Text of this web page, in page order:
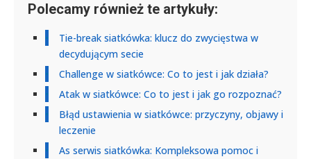
Polecamy również te artykuły:
Tie-break siatkówka: klucz do zwycięstwa w
decydującym secie
Challenge w siatkówce: Co to jest i jak działa?
Atak w siatkówce: Co to jest i jak go rozpoznać?
Błąd ustawienia w siatkówce: przyczyny, objawy i
leczenie
As serwis siatkówka: Kompleksowa pomoc i